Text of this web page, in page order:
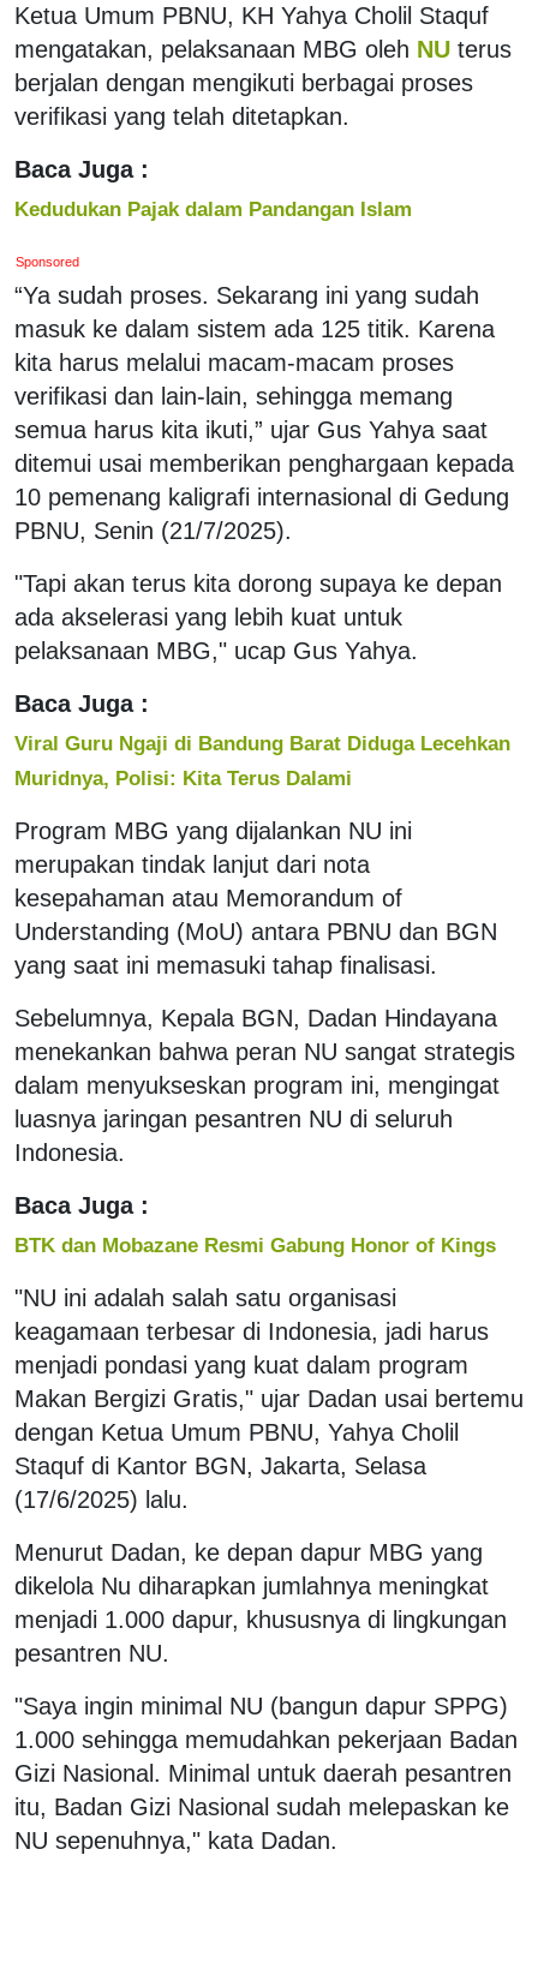
Ketua Umum PBNU, KH Yahya Cholil Staquf
mengatakan, pelaksanaan MBG oleh NU terus
berjalan dengan mengikuti berbagai proses
verifikasi yang telah ditetapkan.
Baca Juga :
Kedudukan Pajak dalam Pandangan Islam
Sponsored
“Ya sudah proses. Sekarang ini yang sudah
masuk ke dalam sistem ada 125 titik. Karena
kita harus melalui macam-macam proses
verifikasi dan lain-lain, sehingga memang
semua harus kita ikuti,” ujar Gus Yahya saat
ditemui usai memberikan penghargaan kepada
10 pemenang kaligrafi internasional di Gedung
PBNU, Senin (21/7/2025).
"Tapi akan terus kita dorong supaya ke depan
ada akselerasi yang lebih kuat untuk
pelaksanaan MBG," ucap Gus Yahya.
Baca Juga :
Viral Guru Ngaji di Bandung Barat Diduga Lecehkan
Muridnya, Polisi: Kita Terus Dalami
Program MBG yang dijalankan NU ini
merupakan tindak lanjut dari nota
kesepahaman atau Memorandum of
Understanding (MoU) antara PBNU dan BGN
yang saat ini memasuki tahap finalisasi.
Sebelumnya, Kepala BGN, Dadan Hindayana
menekankan bahwa peran NU sangat strategis
dalam menyukseskan program ini, mengingat
luasnya jaringan pesantren NU di seluruh
Indonesia.
Baca Juga :
BTK dan Mobazane Resmi Gabung Honor of Kings
"NU ini adalah salah satu organisasi
keagamaan terbesar di Indonesia, jadi harus
menjadi pondasi yang kuat dalam program
Makan Bergizi Gratis," ujar Dadan usai bertemu
dengan Ketua Umum PBNU, Yahya Cholil
Staquf di Kantor BGN, Jakarta, Selasa
(17/6/2025) lalu.
Menurut Dadan, ke depan dapur MBG yang
dikelola Nu diharapkan jumlahnya meningkat
menjadi 1.000 dapur, khususnya di lingkungan
pesantren NU.
"Saya ingin minimal NU (bangun dapur SPPG)
1.000 sehingga memudahkan pekerjaan Badan
Gizi Nasional. Minimal untuk daerah pesantren
itu, Badan Gizi Nasional sudah melepaskan ke
NU sepenuhnya," kata Dadan.